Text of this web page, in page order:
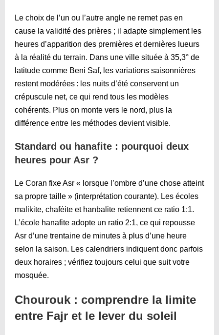
Le choix de l’un ou l’autre angle ne remet pas en
cause la validité des prières ; il adapte simplement les
heures d’apparition des premières et dernières lueurs
à la réalité du terrain. Dans une ville située à 35,3° de
latitude comme Beni Saf, les variations saisonnières
restent modérées : les nuits d’été conservent un
crépuscule net, ce qui rend tous les modèles
cohérents. Plus on monte vers le nord, plus la
différence entre les méthodes devient visible.
Standard ou hanafite : pourquoi deux
heures pour Asr ?
Le Coran fixe Asr « lorsque l’ombre d’une chose atteint
sa propre taille » (interprétation courante). Les écoles
malikite, chaféite et hanbalite retiennent ce ratio 1:1.
L’école hanafite adopte un ratio 2:1, ce qui repousse
Asr d’une trentaine de minutes à plus d’une heure
selon la saison. Les calendriers indiquent donc parfois
deux horaires ; vérifiez toujours celui que suit votre
mosquée.
Chourouk : comprendre la limite
entre Fajr et le lever du soleil